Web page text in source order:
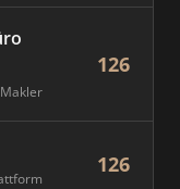
126
126